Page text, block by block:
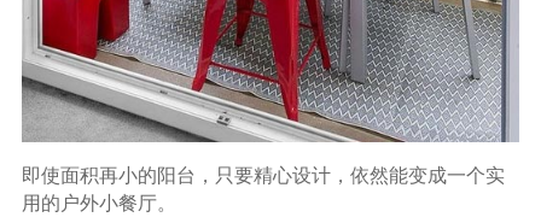
即使面积再小的阳台，只要精心设计，依然能变成一个实
用的户外小餐厅。